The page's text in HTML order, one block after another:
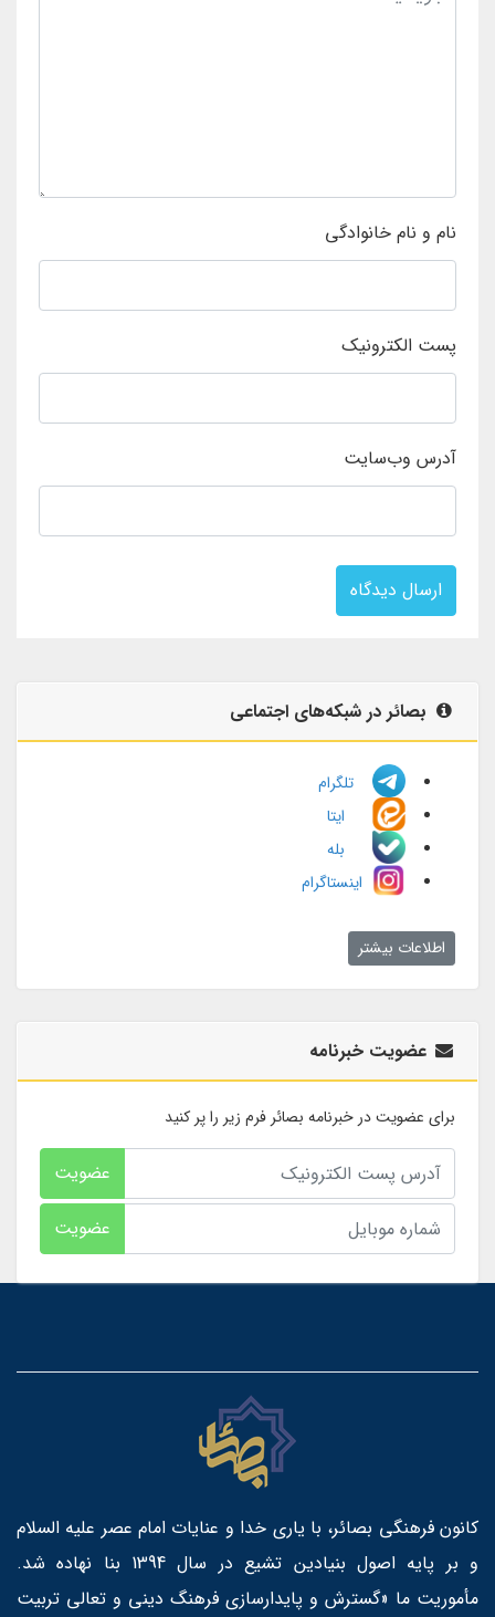
نام و نام خانوادگی
پست الکترونیک
آدرس وب‌سایت
ارسال دیدگاه
بصائر در شبکه‌های اجتماعی
تلگرام
ایتا
بله
اینستاگرام
اطلاعات بیشتر
عضویت خبرنامه
برای عضویت در خبرنامه بصائر فرم زیر را پر کنید
عضویت
عضویت
کانون فرهنگی بصائر، با یاری خدا و عنایات امام عصر علیه السلام
و بر پایه اصول بنیادین تشیع در سال 1394 بنا نهاده شد.
مأموریت ما «گسترش و پایدارسازی فرهنگ دینی و تعالی تربیت